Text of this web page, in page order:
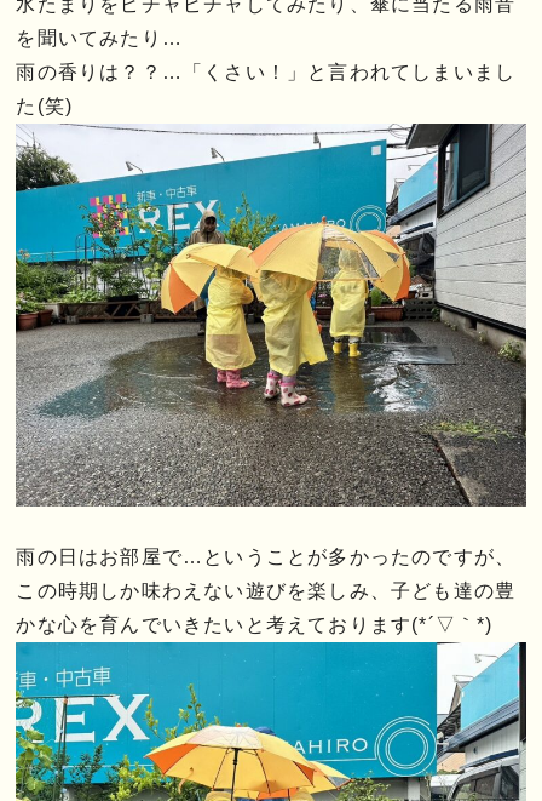
水たまりをピチャピチャしてみたり、傘に当たる雨音
を聞いてみたり…
雨の香りは？？…「くさい！」と言われてしまいまし
た(笑)
雨の日はお部屋で…ということが多かったのですが、
この時期しか味わえない遊びを楽しみ、子ども達の豊
かな心を育んでいきたいと考えております(*´▽｀*)